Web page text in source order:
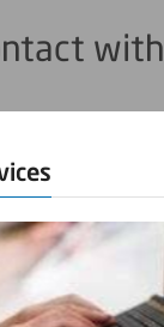
with